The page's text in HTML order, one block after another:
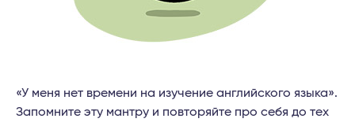
«У меня нет времени на изучение английского языка».
Запомните эту мантру и повторяйте про себя до тех